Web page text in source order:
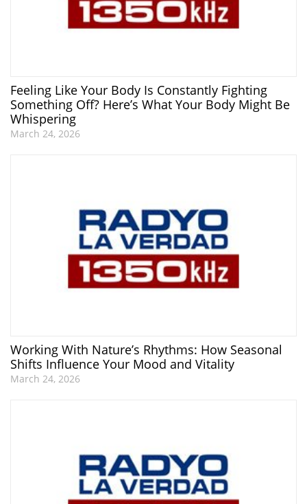
Feeling Like Your Body Is Constantly Fighting
Something Off? Here’s What Your Body Might Be
Whispering
March 24, 2026
Working With Nature’s Rhythms: How Seasonal
Shifts Influence Your Mood and Vitality
March 24, 2026